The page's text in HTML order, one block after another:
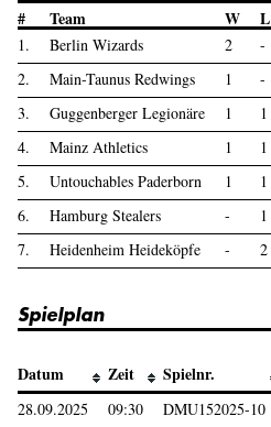
# Team W L
1. Berlin Wizards 2 -
2.
Main-Taunus Redwings 1 -
3.
Guggenberger Legionäre 1 1
4.
Mainz Athletics 1 1
5.
Untouchables Paderborn 1 1
6.
Hamburg Stealers - 1
7.
Heidenheim Heideköpfe - 2
Spielplan
Datum Zeit Spielnr.
28.09.2025 09:30 DMU152025-10